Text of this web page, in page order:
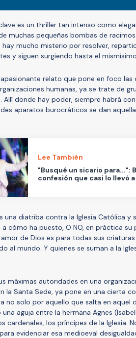
es un thriller tan intenso como
muchas pequeñas bombas de
hay mucho misterio por resolver,
y siguen surgiendo hasta el
relato que pone en foco
humanas, ya se trate de
Allí donde hay poder, siempre habrá
aparatos burocráticos se dan
Lee También
"Busqué un sicario para...":
confesión que casi lo llevó
una diatriba contra la Iglesia Católica y
cómo ha puesto, O NO, en práctica su
de Dios es para todas sus
al mundo. Y quienes se suman a la
máximas autoridades en una
la Santa Sede, ya pone en una cierta
no solo por aquello que salta en aquel
aguja entre la hermana Agnes
cardenales, los príncipes de la Iglesia.
evidenciar esa medioeval